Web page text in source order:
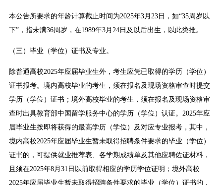
本公告所要求的年龄计算截止时间为2025年3月23日，如“35周岁以
下”，指未满36周岁，在1989年3月24日及以后出生，以此类推。
（三）毕业（学位）证书及专业。
除普通高校2025年应届毕业生外，考生应凭已取得的学历（学位）
证书报考。境内高校毕业的考生，须在报名及现场资格审查时提交
学历（学位）证书；境外高校毕业的考生，须在报名及现场资格审
查时出具教育部中国留学服务中心的学历（学位）认证。2025年应
届毕业生按即将获得的最高学历（学位）及对应专业报考，其中，
境内高校2025年应届毕业生暂未取得招聘条件要求的毕业（学位）
证书的，可提供就业推荐表、各学期成绩单及其他应聘佐证材料，
且须在2025年8月31日以前取得相应的学历学位证明；境外高校
2025年应届毕业生暂未取得招聘条件要求的毕业（学位）证书的，